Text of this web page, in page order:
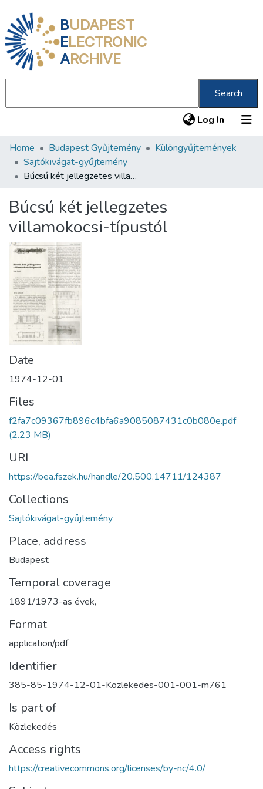
BUDAPEST
ELECTRONIC
ARCHIVE
Search
Log In (current)
Communities & Collections
All of DSpace
About us
Home Budapest Gyűjtemény
Különgyűjtemények
Sajtókivágat-gyűjtemény
Búcsú két jellegzetes villamokocsi-típustól
Búcsú két jellegzetes
villamokocsi-típustól
Date
1974-12-01
Files
f2fa7c09367fb896c4bfa6a9085087431c0b080e.pdf
(2.23 MB)
URI
https://bea.fszek.hu/handle/20.500.14711/124387
Collections
Sajtókivágat-gyűjtemény
Place, address
Budapest
Temporal coverage
1891/1973-as évek,
Format
application/pdf
Identifier
385-85-1974-12-01-Kozlekedes-001-001-m761
Is part of
Közlekedés
Access rights
https://creativecommons.org/licenses/by-nc/4.0/